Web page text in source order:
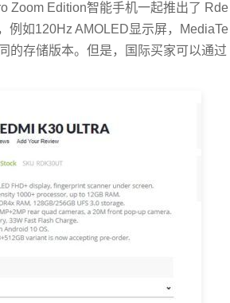
Zoom Edition智能手机一起推出了 Rde
例如120Hz AMOLED显示屏，MediaTe
的存储版本。但是，国际买家可以通过